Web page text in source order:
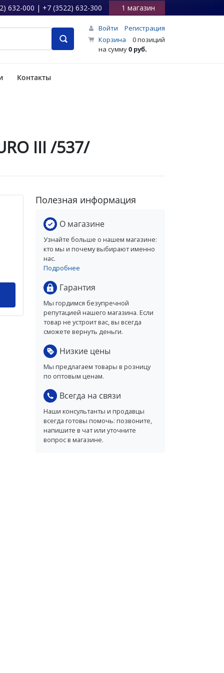
632-000 | +7 (3522) 632-300 1 магазин
Войти
Регистрация
Корзина
0 позиций
на сумму0 руб.
Контакты
III /537/
Полезная информация
О магазине
Узнайте больше о нашем магазине:
кто мы и почему выбирают именно
нас.
Подробнее
Гарантия
Мы гордимся безупречной
репутацией нашего магазина. Если
товар не устроит вас, вы всегда
сможете вернуть деньги.
Низкие цены
Мы предлагаем товары в розницу
по оптовым ценам.
Всегда на связи
Наши консультанты и продавцы
всегда готовы помочь: позвоните,
напишите в чат или уточните
вопрос в магазине.